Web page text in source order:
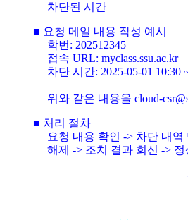
차단된 시간
■ 요청 메일 내용 작성 예시
학번: 202512345
접속 URL: myclass.ssu.ac.kr
차단 시간: 2025-05-01 10:30
위와 같은 내용을 cloud-
■ 처리 절차
요청 내용 확인 -> 차단 내
해제 -> 조치 결과 회신 ->